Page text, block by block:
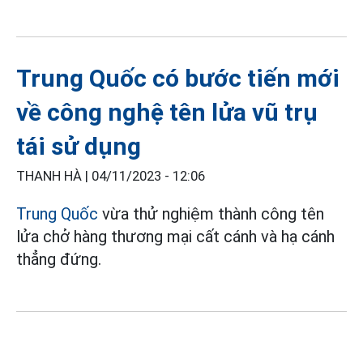
Trung Quốc có bước tiến mới
về công nghệ tên lửa vũ trụ
tái sử dụng
THANH HÀ | 04/11/2023 - 12:06
Trung Quốc vừa thử nghiệm thành công tên
lửa chở hàng thương mại cất cánh và hạ cánh
thẳng đứng.